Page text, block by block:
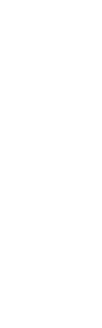
Наслаждайтесь
Анализ